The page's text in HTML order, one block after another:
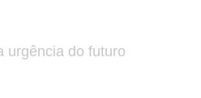
urgência do futuro